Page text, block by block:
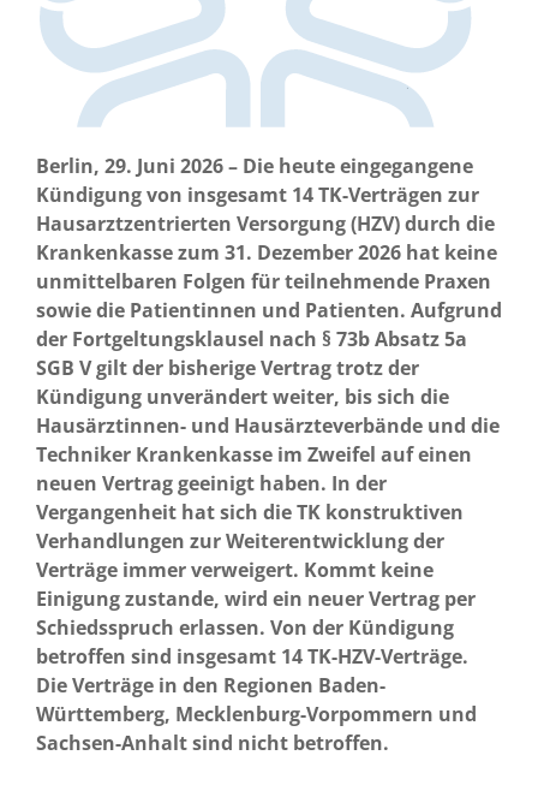
Berlin, 29. Juni 2026 – Die heute eingegangene
Kündigung von insgesamt 14 TK-Verträgen zur
Hausarztzentrierten Versorgung (HZV) durch die
Krankenkasse zum 31. Dezember 2026 hat keine
unmittelbaren Folgen für teilnehmende Praxen
sowie die Patientinnen und Patienten. Aufgrund
der Fortgeltungsklausel nach § 73b Absatz 5a
SGB V gilt der bisherige Vertrag trotz der
Kündigung unverändert weiter, bis sich die
Hausärztinnen- und Hausärzteverbände und die
Techniker Krankenkasse im Zweifel auf einen
neuen Vertrag geeinigt haben. In der
Vergangenheit hat sich die TK konstruktiven
Verhandlungen zur Weiterentwicklung der
Verträge immer verweigert. Kommt keine
Einigung zustande, wird ein neuer Vertrag per
Schiedsspruch erlassen. Von der Kündigung
betroffen sind insgesamt 14 TK-HZV-Verträge.
Die Verträge in den Regionen Baden-
Württemberg, Mecklenburg-Vorpommern und
Sachsen-Anhalt sind nicht betroffen.